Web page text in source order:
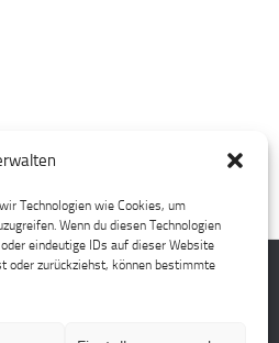
Technologien wie Cookies, um
Wenn du diesen Technologien
eindeutige IDs auf dieser Website
oder zurückziehst, können bestimmte